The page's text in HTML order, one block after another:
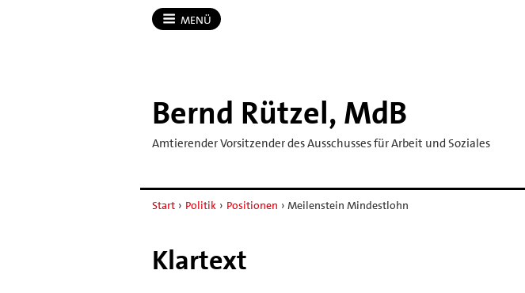
MENÜ
Bernd Rützel, MdB
Amtierender Vorsitzender des Ausschusses für Arbeit und Soziales
Start › Politik › Positionen › Meilenstein Mindestlohn
Klartext